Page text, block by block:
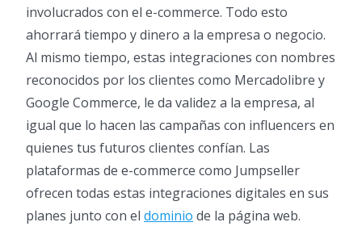
involucrados con el e-commerce. Todo esto
ahorrará tiempo y dinero a la empresa o negocio.
Al mismo tiempo, estas integraciones con nombres
reconocidos por los clientes como Mercadolibre y
Google Commerce, le da validez a la empresa, al
igual que lo hacen las campañas con influencers en
quienes tus futuros clientes confían. Las
plataformas de e-commerce como Jumpseller
ofrecen todas estas integraciones digitales en sus
planes junto con el dominio de la página web.